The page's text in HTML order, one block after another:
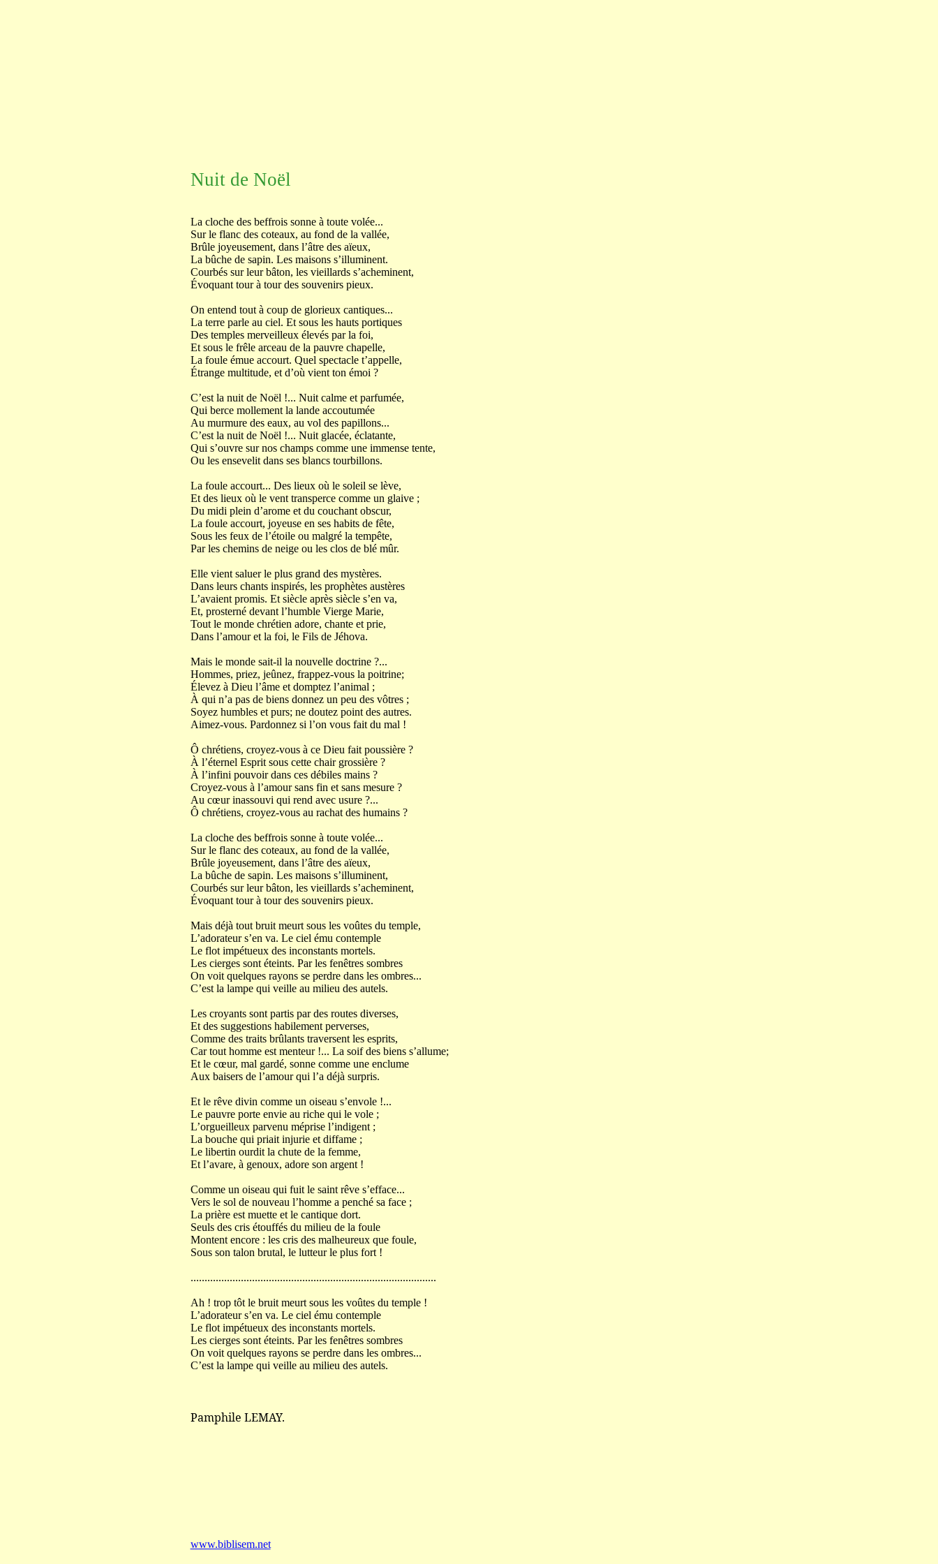
Nuit de Noël
La cloche des beffrois sonne à toute volée...
Sur le flanc des coteaux, au fond de la vallée,
Brûle joyeusement, dans l’âtre des aïeux,
La bûche de sapin. Les maisons s’illuminent.
Courbés sur leur bâton, les vieillards s’acheminent,
Évoquant tour à tour des souvenirs pieux.
On entend tout à coup de glorieux cantiques...
La terre parle au ciel. Et sous les hauts portiques
Des temples merveilleux élevés par la foi,
Et sous le frêle arceau de la pauvre chapelle,
La foule émue accourt. Quel spectacle t’appelle,
Étrange multitude, et d’où vient ton émoi ?
C’est la nuit de Noël !... Nuit calme et parfumée,
Qui berce mollement la lande accoutumée
Au murmure des eaux, au vol des papillons...
C’est la nuit de Noël !... Nuit glacée, éclatante,
Qui s’ouvre sur nos champs comme une immense tente,
Ou les ensevelit dans ses blancs tourbillons.
La foule accourt... Des lieux où le soleil se lève,
Et des lieux où le vent transperce comme un glaive ;
Du midi plein d’arome et du couchant obscur,
La foule accourt, joyeuse en ses habits de fête,
Sous les feux de l’étoile ou malgré la tempête,
Par les chemins de neige ou les clos de blé mûr.
Elle vient saluer le plus grand des mystères.
Dans leurs chants inspirés, les prophètes austères
L’avaient promis. Et siècle après siècle s’en va,
Et, prosterné devant l’humble Vierge Marie,
Tout le monde chrétien adore, chante et prie,
Dans l’amour et la foi, le Fils de Jéhova.
Mais le monde sait-il la nouvelle doctrine ?...
Hommes, priez, jeûnez, frappez-vous la poitrine;
Élevez à Dieu l’âme et domptez l’animal ;
À qui n’a pas de biens donnez un peu des vôtres ;
Soyez humbles et purs; ne doutez point des autres.
Aimez-vous. Pardonnez si l’on vous fait du mal !
Ô chrétiens, croyez-vous à ce Dieu fait poussière ?
À l’éternel Esprit sous cette chair grossière ?
À l’infini pouvoir dans ces débiles mains ?
Croyez-vous à l’amour sans fin et sans mesure ?
Au cœur inassouvi qui rend avec usure ?...
Ô chrétiens, croyez-vous au rachat des humains ?
La cloche des beffrois sonne à toute volée...
Sur le flanc des coteaux, au fond de la vallée,
Brûle joyeusement, dans l’âtre des aïeux,
La bûche de sapin. Les maisons s’illuminent,
Courbés sur leur bâton, les vieillards s’acheminent,
Évoquant tour à tour des souvenirs pieux.
Mais déjà tout bruit meurt sous les voûtes du temple,
L’adorateur s’en va. Le ciel ému contemple
Le flot impétueux des inconstants mortels.
Les cierges sont éteints. Par les fenêtres sombres
On voit quelques rayons se perdre dans les ombres...
C’est la lampe qui veille au milieu des autels.
Les croyants sont partis par des routes diverses,
Et des suggestions habilement perverses,
Comme des traits brûlants traversent les esprits,
Car tout homme est menteur !... La soif des biens s’allume;
Et le cœur, mal gardé, sonne comme une enclume
Aux baisers de l’amour qui l’a déjà surpris.
Et le rêve divin comme un oiseau s’envole !...
Le pauvre porte envie au riche qui le vole ;
L’orgueilleux parvenu méprise l’indigent ;
La bouche qui priait injurie et diffame ;
Le libertin ourdit la chute de la femme,
Et l’avare, à genoux, adore son argent !
Comme un oiseau qui fuit le saint rêve s’efface...
Vers le sol de nouveau l’homme a penché sa face ;
La prière est muette et le cantique dort.
Seuls des cris étouffés du milieu de la foule
Montent encore : les cris des malheureux que foule,
Sous son talon brutal, le lutteur le plus fort !
........................................................................................
Ah ! trop tôt le bruit meurt sous les voûtes du temple !
L’adorateur s’en va. Le ciel ému contemple
Le flot impétueux des inconstants mortels.
Les cierges sont éteints. Par les fenêtres sombres
On voit quelques rayons se perdre dans les ombres...
C’est la lampe qui veille au milieu des autels.
Pamphile LEMAY.
www.biblisem.net